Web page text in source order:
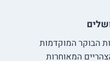
הבוקר המוקדמות
הצהריים המאוחרות